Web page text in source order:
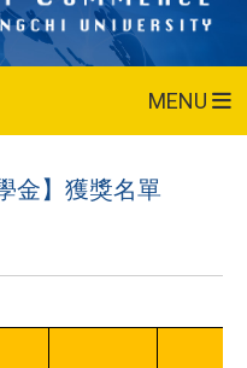
MENU
金】獲獎名單